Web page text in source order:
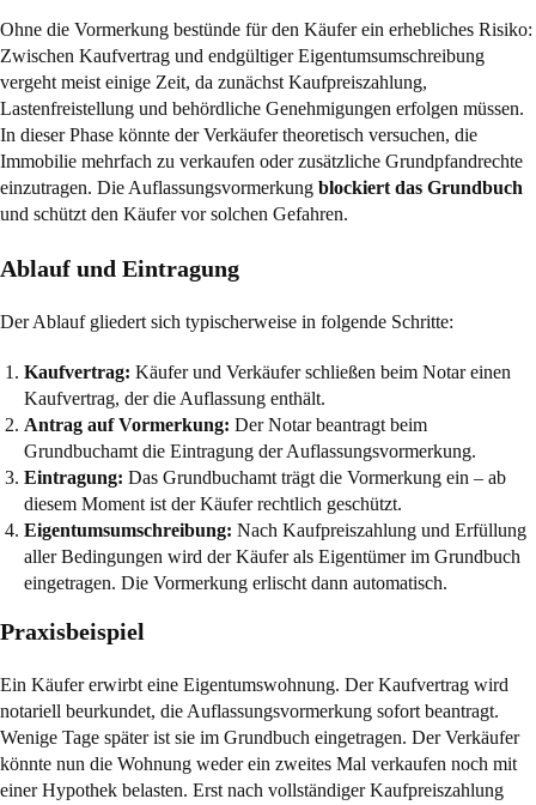
Ohne die Vormerkung bestünde für den Käufer ein erhebliches Risiko:
Zwischen Kaufvertrag und endgültiger Eigentumsumschreibung
vergeht meist einige Zeit, da zunächst Kaufpreiszahlung,
Lastenfreistellung und behördliche Genehmigungen erfolgen müssen.
In dieser Phase könnte der Verkäufer theoretisch versuchen, die
Immobilie mehrfach zu verkaufen oder zusätzliche Grundpfandrechte
einzutragen. Die Auflassungsvormerkung blockiert das Grundbuch
und schützt den Käufer vor solchen Gefahren.
Ablauf und Eintragung
Der Ablauf gliedert sich typischerweise in folgende Schritte:
Kaufvertrag: Käufer und Verkäufer schließen beim Notar einen
Kaufvertrag, der die Auflassung enthält.
Antrag auf Vormerkung: Der Notar beantragt beim
Grundbuchamt die Eintragung der Auflassungsvormerkung.
Eintragung: Das Grundbuchamt trägt die Vormerkung ein – ab
diesem Moment ist der Käufer rechtlich geschützt.
Eigentumsumschreibung: Nach Kaufpreiszahlung und Erfüllung
aller Bedingungen wird der Käufer als Eigentümer im Grundbuch
eingetragen. Die Vormerkung erlischt dann automatisch.
Praxisbeispiel
Ein Käufer erwirbt eine Eigentumswohnung. Der Kaufvertrag wird
notariell beurkundet, die Auflassungsvormerkung sofort beantragt.
Wenige Tage später ist sie im Grundbuch eingetragen. Der Verkäufer
könnte nun die Wohnung weder ein zweites Mal verkaufen noch mit
einer Hypothek belasten. Erst nach vollständiger Kaufpreiszahlung